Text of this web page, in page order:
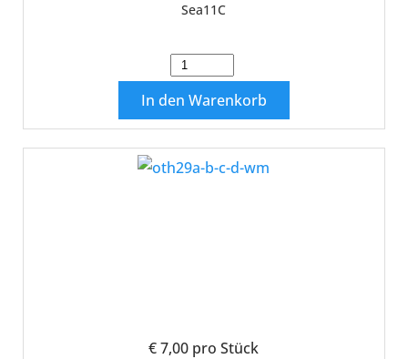
Sea11C
In den Warenkorb
€ 7,00 pro Stück